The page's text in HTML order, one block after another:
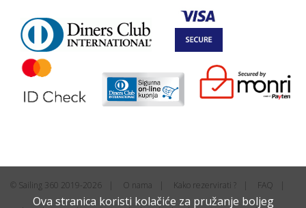
© Sailing 360 2019-2026 O nama Kako rezervirati ? FAQ
Ova stranica koristi kolačiće za pružanje boljeg